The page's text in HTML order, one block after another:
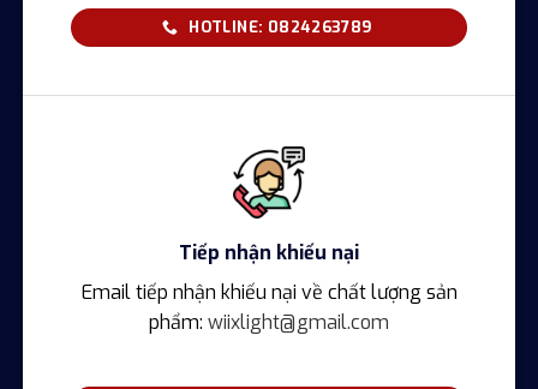
HOTLINE: 0824263789
Tiếp nhận khiếu nại
Email tiếp nhận khiếu nại về chất lượng sản
phẩm: wiixlight@gmail.com